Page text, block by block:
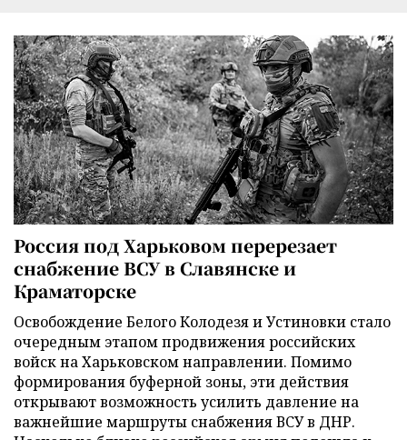
Россия под Харьковом перерезает
снабжение ВСУ в Славянске и
Краматорске
Освобождение Белого Колодезя и Устиновки стало
очередным этапом продвижения российских
войск на Харьковском направлении. Помимо
формирования буферной зоны, эти действия
открывают возможность усилить давление на
важнейшие маршруты снабжения ВСУ в ДНР.